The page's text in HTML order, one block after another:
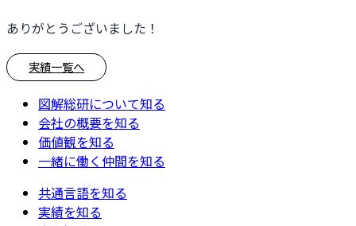
ありがとうございました！
実績一覧へ
図解総研について知る
会社の概要を知る
価値観を知る
一緒に働く仲間を知る
共通言語を知る
実績を知る